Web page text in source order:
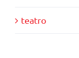
teatro